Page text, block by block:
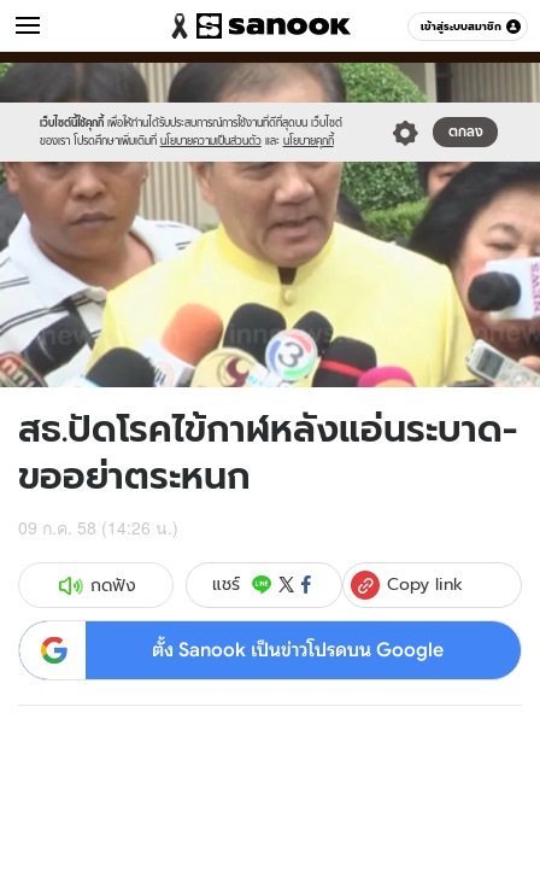
เข้าสู่ระบบสมาชิก
ข่าว หมวดอื่นๆ
เว็บไซต์นี้ใช้คุกกี้ เพื่อให้ท่านได้รับประสบการณ์การใช้งานที่ดีที่สุดบน เว็บไซต์
ของเรา โปรดศึกษาเพิ่มเติมที่ นโยบายความเป็นส่วนตัว และ นโยบายคุกกี้
ตกลง
Sanook
//s.isanook.com/sr/0/images/logo-
new-
sanook.png
//s.isanook.com/ns/0/ud/365/1826850/630737-
01.jpg
สธ.ปัดโรคไข้กาฬหลังแอ่นระบาด-
ขออย่าตระหนก
09 ก.ค. 58 (14:26 น.)
กดฟัง แชร์ Copy link
ตั้ง Sanook เป็นข่าวโปรดบน Google